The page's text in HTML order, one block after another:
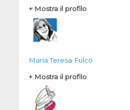
+ Mostra il profilo
Maria Teresa Fulco
+ Mostra il profilo